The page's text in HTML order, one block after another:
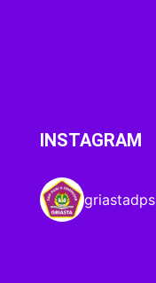
INSTAGRAM
griastadps